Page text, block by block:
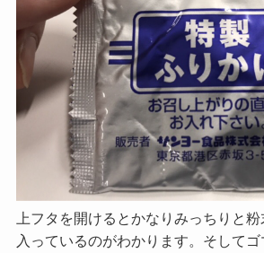
上フタを開けるとかなりみっちりと
入っているのがわかります。そして